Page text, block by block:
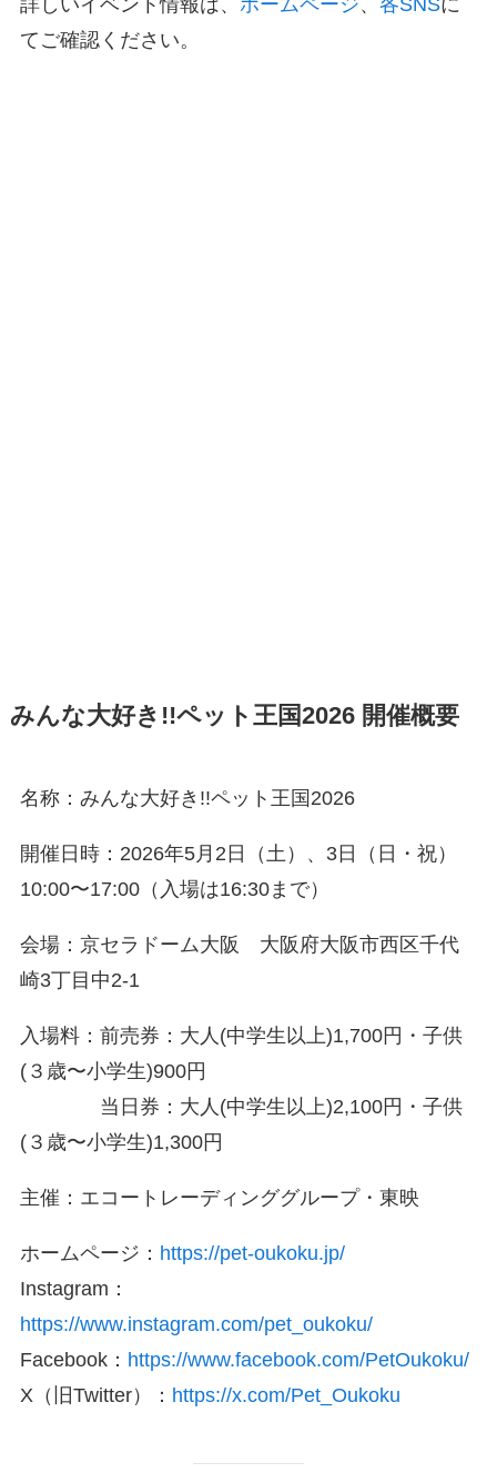
詳しいイベント情報は、 ホームページ、 各SNSに
てご確認ください。
みんな大好き!!ペット王国2026 開催概要
名称：みんな大好き!!ペット王国2026
開催日時：2026年5月2日（土）、3日（日・祝）
10:00〜17:00（入場は16:30まで）
会場：京セラドーム大阪 大阪府大阪市西区千代
崎3丁目中2-1
入場料：前売券：大人(中学生以上)1,700円・子供
(３歳〜小学生)900円
当日券：大人(中学生以上)2,100円・子供
(３歳〜小学生)1,300円
主催：エコートレーディンググループ・東映
ホームページ： https://pet-oukoku.jp/
Instagram：
https://www.instagram.com/pet_oukoku/
Facebook： https://www.facebook.com/PetOukoku/
X（旧Twitter）： https://x.com/Pet_Oukoku